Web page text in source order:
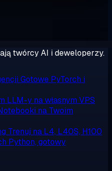
twórcy AI i deweloperzy.
Gotowe PyTorch i
LLM-y na własnym VPS
na Twoim
Trenuj na L4, L40S, H100
Python, gotowy